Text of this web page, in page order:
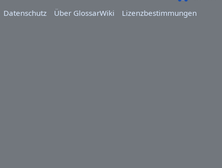
Datenschutz
Über GlossarWiki Lizenzbestimmungen